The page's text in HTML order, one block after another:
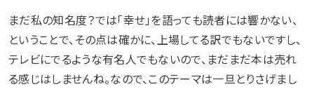
まだ私の知名度？では「幸せ」を語っても読者には響かない、
ということで、その点は確かに、上場してる訳でもないですし、
テレビにでるような有名人でもないので、まだまだ本は売れ
る感じはしませんね。なので、このテーマは一旦とりさげまし